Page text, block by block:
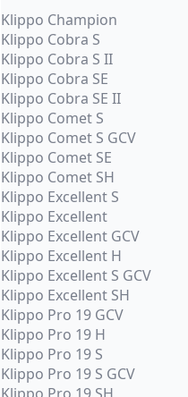
Klippo Champion
Klippo Cobra S
Klippo Cobra S II
Klippo Cobra SE
Klippo Cobra SE II
Klippo Comet S
Klippo Comet S GCV
Klippo Comet SE
Klippo Comet SH
Klippo Excellent S
Klippo Excellent
Klippo Excellent GCV
Klippo Excellent H
Klippo Excellent S GCV
Klippo Excellent SH
Klippo Pro 19 GCV
Klippo Pro 19 H
Klippo Pro 19 S
Klippo Pro 19 S GCV